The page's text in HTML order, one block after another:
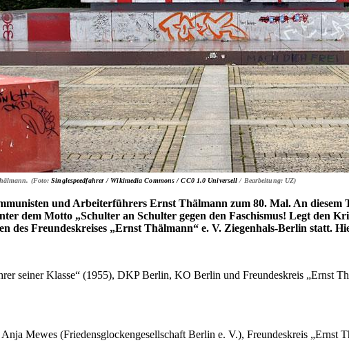
(Foto:Singlespeedfahrer / Wikimedia Commons / CC0 1.0 Universell / Bearbeitung: UZ)
und Arbeiterführers Ernst Thälmann zum 80. Mal. An diesem
dem Motto „Schulter an Schulter gegen den Faschismus! Legt den
des Freundeskreises „Ernst Thälmann“ e. V. Ziegenhals-Berlin statt.
seiner Klasse“ (1955), DKP Berlin, KO Berlin und Freundeskreis „Ernst
Mewes (Friedensglockengesellschaft Berlin e. V.), Freundeskreis „Ernst